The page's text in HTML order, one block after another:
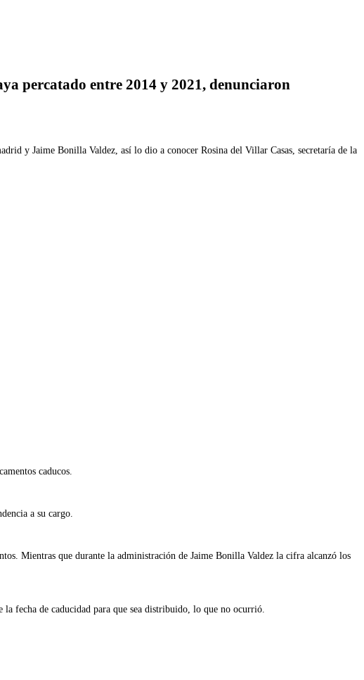
percatado entre 2014 y 2021, denunciaron
y Jaime Bonilla Valdez, así lo dio a conocer Rosina del Villar Casas, secretaría de la
caducos.
a su cargo.
Mientras que durante la administración de Jaime Bonilla Valdez la cifra alcanzó los
fecha de caducidad para que sea distribuido, lo que no ocurrió.